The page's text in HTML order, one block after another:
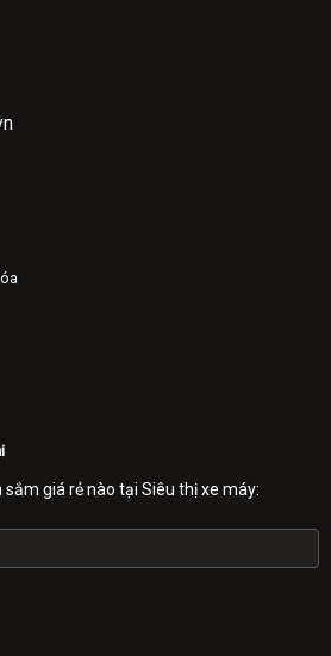
giá rẻ nào tại Siêu thị xe máy: